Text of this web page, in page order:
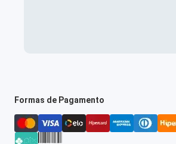
Formas de Pagamento